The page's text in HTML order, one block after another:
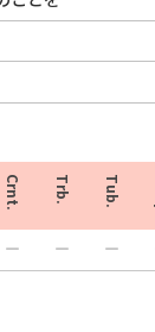
Crnt. Trb. Tub.